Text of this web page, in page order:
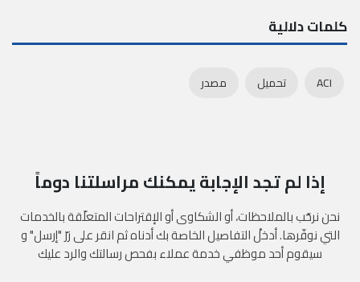
كلمات دلالية
ACI تحميل مصدر
إذا لم تجد الإجابة يمكنك مراسلتنا دوماً
نحن نرحّب بالملاحظات، أو الشكاوى أو الإقتراحات المتعلّقة بالخدمات
التي نوفّرها. أدخلْ التفاصيل الخاصة بك أدناه ثم انقر على زرّ "إرسل" و
سيقوم أحد موظفي خدمة عملاء بفحص رسالتك والرد عليك